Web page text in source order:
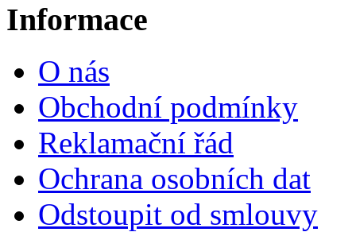
Informace
O nás
Obchodní podmínky
Reklamační řád
Ochrana osobních dat
Odstoupit od smlouvy